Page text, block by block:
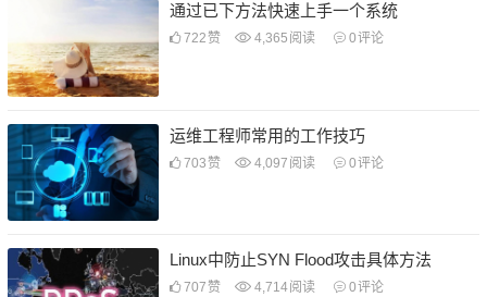
通过已下方法快速上手一个系统
722 赞 4,365 阅读 0评论
运维工程师常用的工作技巧
703 赞 4,097 阅读 0评论
Linux中防止SYN Flood攻击具体方法
707 赞 4,714阅读 0评论